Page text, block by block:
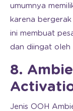
umumnya
karena
ini membuat
dan diingat oleh
8.
Jenis OOH